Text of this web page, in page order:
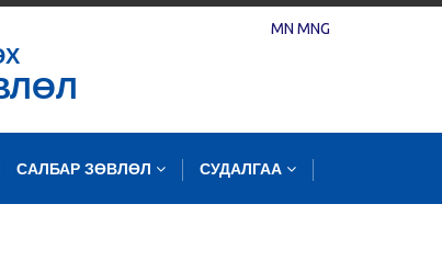
MN MNG
САЛБАР ЗӨВЛӨЛ СУДАЛГАА